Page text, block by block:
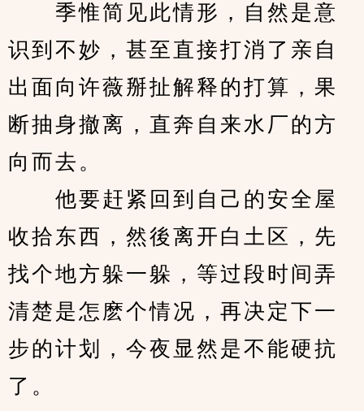
季惟简见此情形，自然是意
识到不妙，甚至直接打消了亲自
出面向许薇掰扯解释的打算，果
断抽身撤离，直奔自来水厂的方
向而去。
他要赶紧回到自己的安全屋
收拾东西，然後离开白土区，先
找个地方躲一躲，等过段时间弄
清楚是怎麽个情况，再决定下一
步的计划，今夜显然是不能硬抗
了。